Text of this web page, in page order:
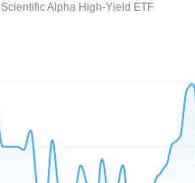
Alpha High-Yield ETF